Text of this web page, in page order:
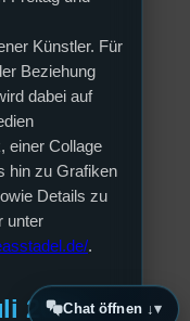
Künstler. Für
Beziehung
dabei auf
einer Collage
hin zu Grafiken
Details zu
unter
.
2024:Chat öffnen ↓